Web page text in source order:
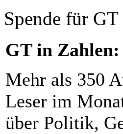
Spende für GT
GT in Zahlen:
Mehr als 350
Leser im
über Politik,